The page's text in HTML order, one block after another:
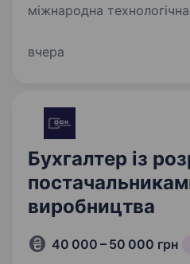
міжнародна
систем. Продуктам Ajax
вчера
Бухгалтер із
виробництва
40 000 – 50 000 грн